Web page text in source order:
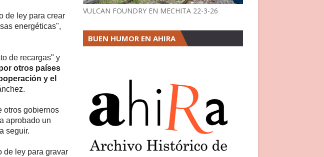
de ley para crear
energéticas",
de recargas" y
otros países
y el
otros gobiernos
aprobado un
seguir.
de ley para gravar
VULCAN FOUNDRY EN MECHITA 22-3-26
BUEN HUMOR EN AHIRA